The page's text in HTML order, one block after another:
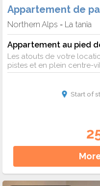
Appartement de
Northern Alps - La tania
Les atouts de votre
pistes et en plein centre-
Start of